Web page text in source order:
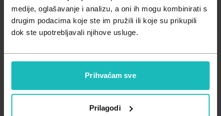
medije, oglašavanje i analizu, a oni ih mogu kombinirati s
drugim podacima koje ste im pružili ili koje su prikupili
dok ste upotrebljavali njihove usluge.
Prihvaćam sve
Prilagodi
Zdravlje muškarca
Zdravlje žene
Minerali
Probiotici i prebiotici